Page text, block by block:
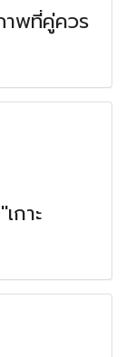
พที่คู่ควร
กาะ